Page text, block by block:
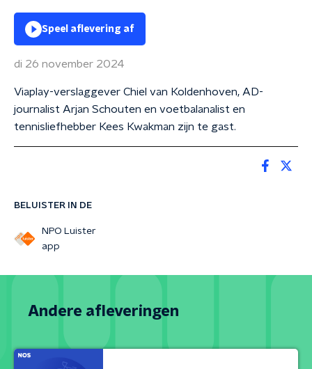
BELUISTER IN DE
NPO Luister
app
Speel aflevering af
di 26 november 2024
Viaplay-verslaggever Chiel van Koldenhoven, AD-
journalist Arjan Schouten en voetbalanalist en
tennisliefhebber Kees Kwakman zijn te gast.
Andere afleveringen